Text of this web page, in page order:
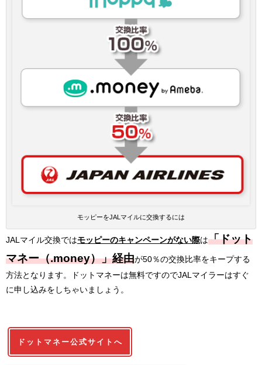
モッピーをJALマイルに交換するには
JALマイル交換ではモッピーのキャンペーンがない際は「ドット
マネー（.money）」経由が50％の交換比率をキープする
方法となります。ドットマネーは無料ですのでJALマイラーはすぐ
に申し込みをしちゃいましょう。
ドットマネー公式サイトへ